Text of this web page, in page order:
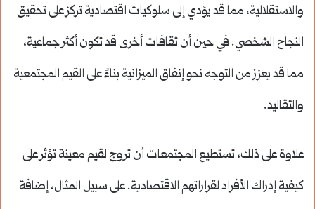
والاستقلالية، مما قد يؤدي إلى سلوكيات اقتصادية تركز على تحقيق
النجاح الشخصي. في حين أن ثقافات أخرى قد تكون أكثر جماعية،
مما قد يعزز من التوجه نحو إنفاق الميزانية بناءً على القيم المجتمعية
والتقاليد.
علاوة على ذلك، تستطيع المجتمعات أن تروج لقيم معينة تؤثر على
كيفية إدراك الأفراد لقراراتهم الاقتصادية. على سبيل المثال، إضافة